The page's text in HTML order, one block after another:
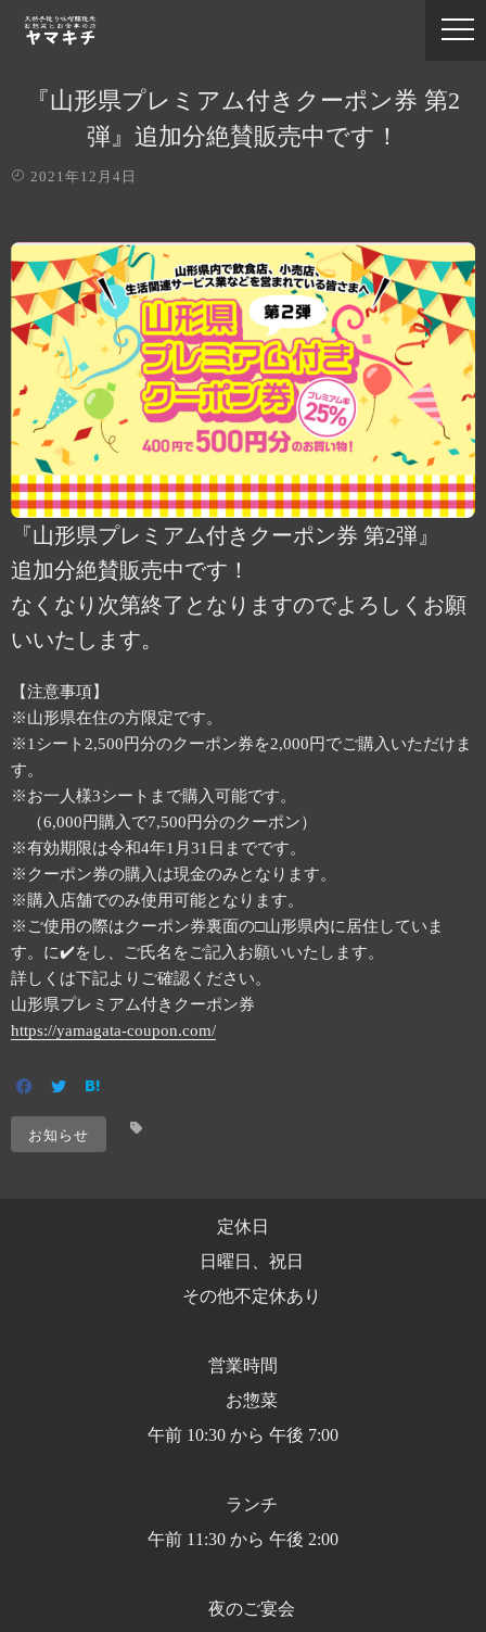
『山形県プレミアム付きクーポン券 第2
弾』追加分絶賛販売中です！
2021年12月4日
『山形県プレミアム付きクーポン券 第2弾』
追加分絶賛販売中です！
なくなり次第終了となりますのでよろしくお願
いいたします。
【注意事項】
※山形県在住の方限定です。
※1シート2,500円分のクーポン券を2,000円でご購入いただけま
す。
※お一人様3シートまで購入可能です。
（6,000円購入で7,500円分のクーポン）
※有効期限は令和4年1月31日までです。
※クーポン券の購入は現金のみとなります。
※購入店舗でのみ使用可能となります。
※ご使用の際はクーポン券裏面の□山形県内に居住していま
す。に✔️をし、ご氏名をご記入お願いいたします。
詳しくは下記よりご確認ください。
山形県プレミアム付きクーポン券
https://yamagata-coupon.com/
お知らせ
定休日
日曜日、祝日
その他不定休あり
営業時間
お惣菜
午前 10:30 から 午後 7:00
ランチ
午前 11:30 から 午後 2:00
夜のご宴会